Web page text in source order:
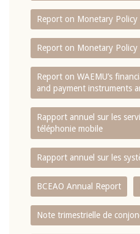
Report on Monetary Policy
Report on Monetary Policy
Report on WAEMU’s
and payment instruments
Rapport annuel sur les
téléphonie mobile
Rapport annuel sur les
BCEAO Annual Report
Note trimestrielle de